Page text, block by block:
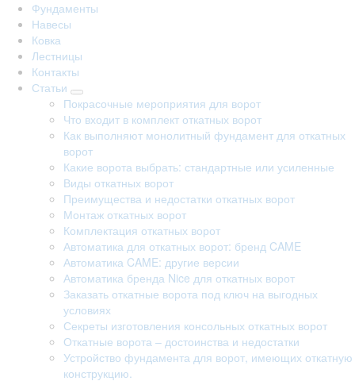
Фундаменты
Навесы
Ковка
Лестницы
Контакты
Статьи
Покрасочные мероприятия для ворот
Что входит в комплект откатных ворот
Как выполняют монолитный фундамент для откатных
ворот
Какие ворота выбрать: стандартные или усиленные
Виды откатных ворот
Преимущества и недостатки откатных ворот
Монтаж откатных ворот
Комплектация откатных ворот
Автоматика для откатных ворот: бренд CAME
Автоматика CAME: другие версии
Автоматика бренда Nice для откатных ворот
Заказать откатные ворота под ключ на выгодных
условиях
Секреты изготовления консольных откатных ворот
Откатные ворота – достоинства и недостатки
Устройство фундамента для ворот, имеющих откатную
конструкцию.